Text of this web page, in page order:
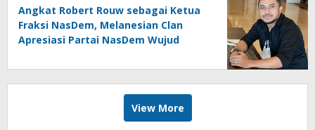
Angkat Robert Rouw sebagai Ketua
Fraksi NasDem, Melanesian Clan
Apresiasi Partai NasDem Wujud
View More